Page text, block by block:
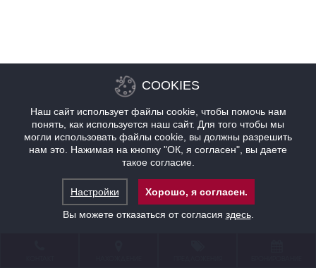
COOKIES
Наш сайт использует файлы cookie, чтобы помочь нам
понять, как используется наш сайт. Для того чтобы мы
могли использовать файлы cookie, вы должны разрешить
нам это. Нажимая на кнопку "ОК, я согласен", вы даете
такое согласие.
Настройки
Хорошо, я согласен.
Вы можете отказаться от согласия здесь.